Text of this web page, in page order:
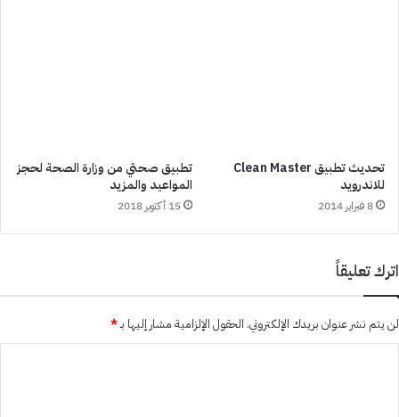
تحديث تطبيق Clean Master
للاندرويد
8 فبراير 2014
تطبيق صحتي من وزارة الصحة لحجز
المواعيد والمزيد
15 أكتوبر 2018
اترك تعليقاً
لن يتم نشر عنوان بريدك الإلكتروني. الحقول الإلزامية مشار إليها بـ*